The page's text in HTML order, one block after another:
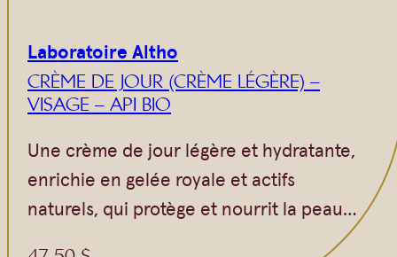
Laboratoire Altho
CRÈME DE JOUR (CRÈME LÉGÈRE) –
VISAGE – API BIO
Une crème de jour légère et hydratante,
enrichie en gelée royale et actifs
naturels, qui protège et nourrit la peau…